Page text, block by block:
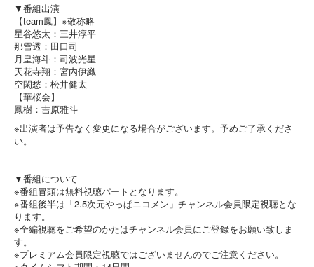
▼番組出演
【team鳳】※敬称略
星谷悠太：三井淳平
那雪透：田口司
月皇海斗：司波光星
天花寺翔：宮内伊織
空閑愁：松井健太
【華桜会】
鳳樹：吉原雅斗
※出演者は予告なく変更になる場合がございます。予めご了承くださ
い。
▼番組について
※番組冒頭は無料視聴パートとなります。
※番組後半は「2.5次元やっぱニコメン」チャンネル会員限定視聴とな
ります。
※全編視聴をご希望のかたはチャンネル会員にご登録をお願い致しま
す。
※プレミアム会員限定視聴ではございませんのでご注意ください。